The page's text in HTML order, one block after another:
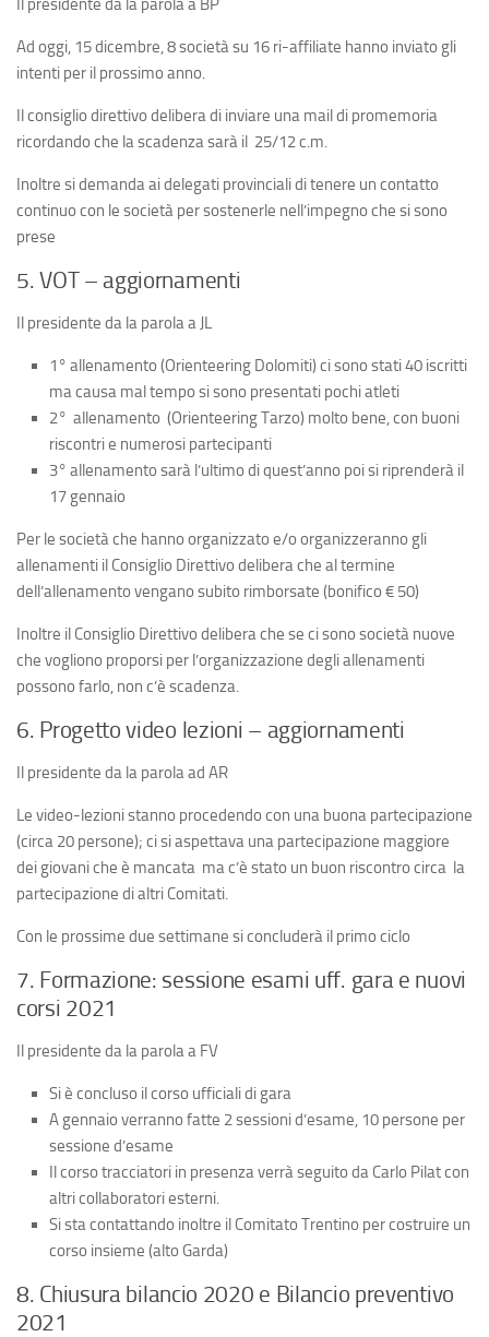
Il presidente da la parola a BP
Ad oggi, 15 dicembre, 8 società su 16 ri-affiliate hanno inviato gli
intenti per il prossimo anno.
Il consiglio direttivo delibera di inviare una mail di promemoria
ricordando che la scadenza sarà il 25/12 c.m.
Inoltre si demanda ai delegati provinciali di tenere un contatto
continuo con le società per sostenerle nell’impegno che si sono
prese
5. VOT – aggiornamenti
Il presidente da la parola a JL
1° allenamento (Orienteering Dolomiti) ci sono stati 40 iscritti
ma causa mal tempo si sono presentati pochi atleti
2° allenamento (Orienteering Tarzo) molto bene, con buoni
riscontri e numerosi partecipanti
3° allenamento sarà l’ultimo di quest’anno poi si riprenderà il
17 gennaio
Per le società che hanno organizzato e/o organizzeranno gli
allenamenti il Consiglio Direttivo delibera che al termine
dell’allenamento vengano subito rimborsate (bonifico € 50)
Inoltre il Consiglio Direttivo delibera che se ci sono società nuove
che vogliono proporsi per l’organizzazione degli allenamenti
possono farlo, non c’è scadenza.
6. Progetto video lezioni – aggiornamenti
Il presidente da la parola ad AR
Le video-lezioni stanno procedendo con una buona partecipazione
(circa 20 persone); ci si aspettava una partecipazione maggiore
dei giovani che è mancata ma c’è stato un buon riscontro circa la
partecipazione di altri Comitati.
Con le prossime due settimane si concluderà il primo ciclo
7. Formazione: sessione esami uff. gara e nuovi
corsi 2021
Il presidente da la parola a FV
Si è concluso il corso ufficiali di gara
A gennaio verranno fatte 2 sessioni d’esame, 10 persone per
sessione d’esame
Il corso tracciatori in presenza verrà seguito da Carlo Pilat con
altri collaboratori esterni.
Si sta contattando inoltre il Comitato Trentino per costruire un
corso insieme (alto Garda)
8. Chiusura bilancio 2020 e Bilancio preventivo
2021